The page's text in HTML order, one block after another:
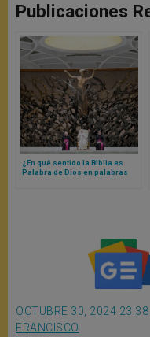
Publicaciones
¿En qué sentido la Biblia es
Palabra de Dios en palabras
OCTUBRE 30, 2024 23:38
FRANCISCO